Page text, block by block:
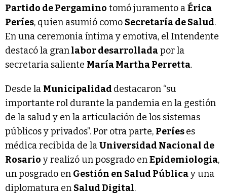
Partido de Pergamino tomó juramento aÉrica
Períes, quien asumió como Secretaría de Salud.
En una ceremonia íntima y emotiva, el Intendente
destacó la granlabor desarrolladapor la
secretaria saliente María Martha Perretta.
Desde la Municipalidad destacaron “su
importante rol durante la pandemia en la gestión
de la salud y en la articulación de los sistemas
públicos y privados”. Por otra parte, Períeses
médica recibida de laUniversidad Nacional de
Rosario y realizó un posgrado enEpidemiologia,
un posgrado en Gestión en Salud Públicay una
diplomatura en Salud Digital.